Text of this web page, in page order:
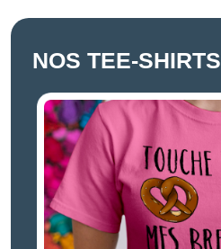
NOS TEE-SHIRTS